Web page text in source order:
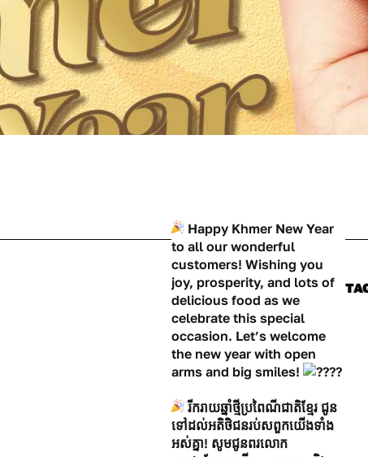
Happy Khmer New Year
to all our wonderful
customers! Wishing you
joy, prosperity, and lots of
delicious food as we
celebrate this special
occasion. Let’s welcome
the new year with open
arms and big smiles!
រីករាយឆ្នាំថ្មីប្រពៃណីជាតិខ្មែរ ជូន
ទៅដល់អតិថិជនរប់សពួកយើងទាំង
អស់គ្នា! សូមជូនពរលោក